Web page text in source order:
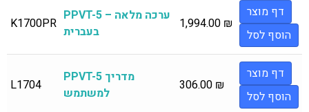
K1700PR PPVT-5 – ערכה מלאה
בעברית
1,994.00 ₪
דף מוצר
הוסף לסל
L1704
PPVT-5 מדריך
למשתמש
306.00 ₪
דף מוצר
הוסף לסל